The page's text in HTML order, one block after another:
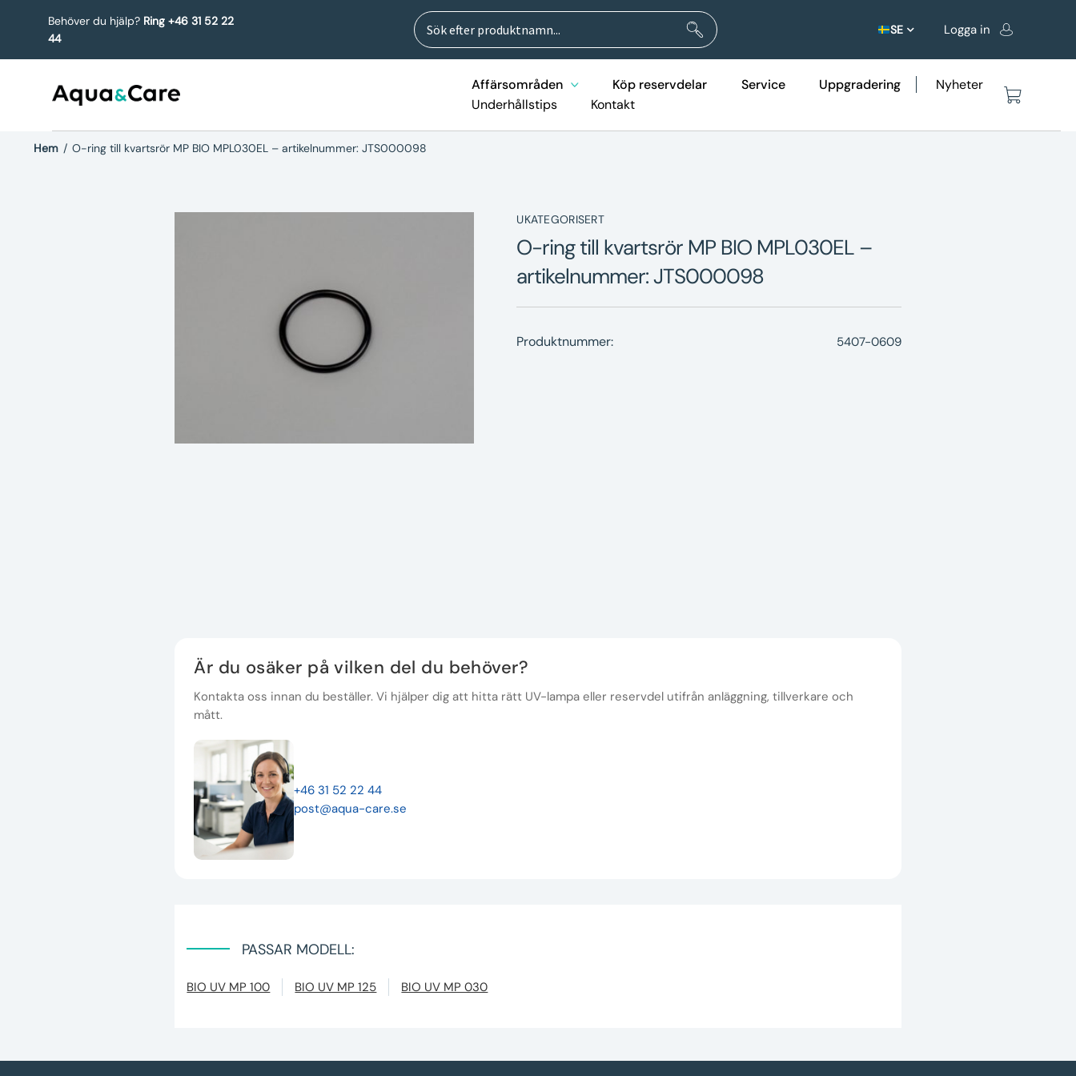
Behöver du hjälp? Ring +46 31 52 22
44
Sök
efter:
Sök
SE Logga in
Affärsområden Köp reservdelar Service Uppgradering
Nyheter
Underhållstips
Kontakt
Hem / O-ring till kvartsrör MP BIO MPL030EL – artikelnummer: JTS000098
UKATEGORISERT
O-ring till kvartsrör MP BIO MPL030EL –
artikelnummer: JTS000098
Produktnummer: 5407-0609
Är du osäker på vilken del du behöver?
Kontakta oss innan du beställer. Vi hjälper dig att hitta rätt UV-lampa eller reservdel utifrån anläggning, tillverkare och
mått.
+46 31 52 22 44
post@aqua-care.se
PASSAR MODELL:
BIO UV MP 100 BIO UV MP 125 BIO UV MP 030